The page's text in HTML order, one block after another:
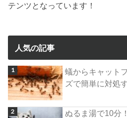
テンツとなっています！
人気の記事
蟻からキャット
ズで簡単に対処
ぬるま湯で10分